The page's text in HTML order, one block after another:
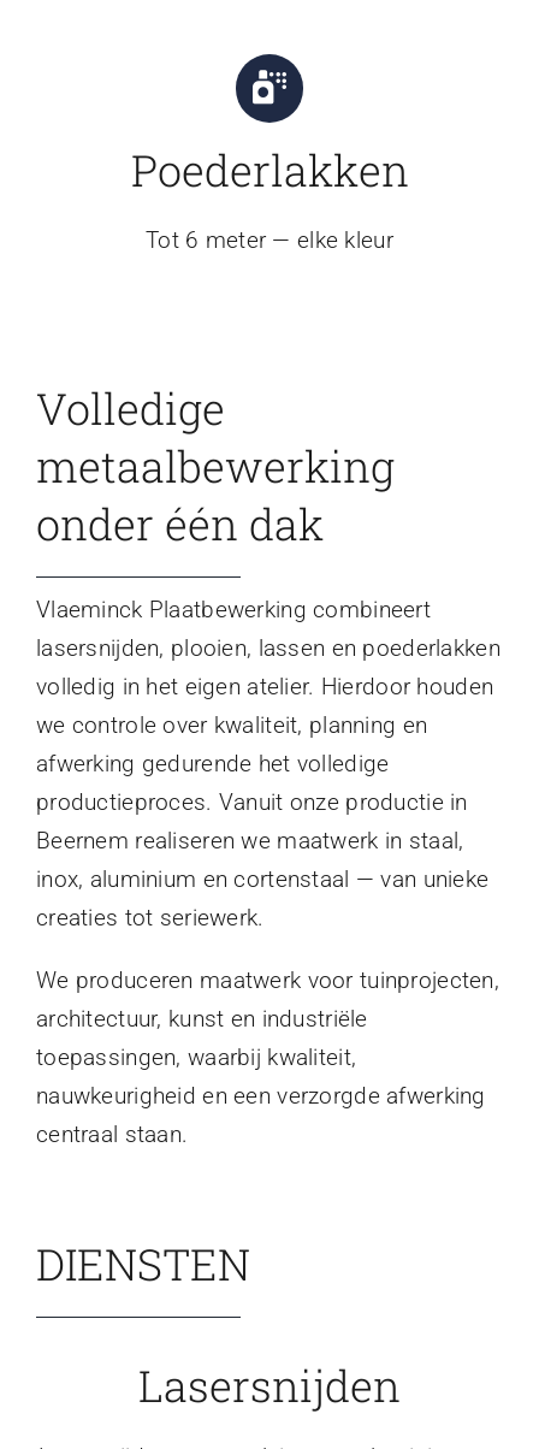
Poederlakken
Tot 6 meter — elke kleur
Volledige
metaalbewerking
onder één dak
Vlaeminck Plaatbewerking combineert
lasersnijden, plooien, lassen en poederlakken
volledig in het eigen atelier. Hierdoor houden
we controle over kwaliteit, planning en
afwerking gedurende het volledige
productieproces. Vanuit onze productie in
Beernem realiseren we maatwerk in staal,
inox, aluminium en cortenstaal — van unieke
creaties tot seriewerk.
We produceren maatwerk voor tuinprojecten,
architectuur, kunst en industriële
toepassingen, waarbij kwaliteit,
nauwkeurigheid en een verzorgde afwerking
centraal staan.
DIENSTEN
Lasersnijden